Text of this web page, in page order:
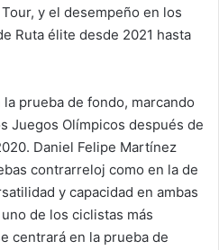
y el desempeño en los
Ruta élite desde 2021 hasta
prueba de fondo, marcando
Juegos Olímpicos después de
Daniel Felipe Martínez
contrarreloj como en la de
y capacidad en ambas
de los ciclistas más
centrará en la prueba de